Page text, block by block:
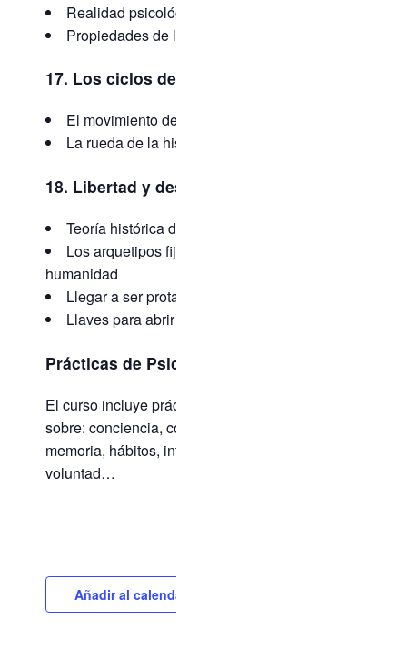
Realidad psicológica de los mitos
Propiedades de los símbolos
17. Los ciclos de la historia
El movimiento de la humanidad
La rueda de la historia
18. Libertad y destino
Teoría histórica de Cicerón
Los arquetipos fijos y la evolución de la
humanidad
Llegar a ser protagonista de la historia
Llaves para abrir las puertas del futuro
Prácticas de Psicología:
El curso incluye prácticas de psicología
sobre: conciencia, concentración, atención,
memoria, hábitos, inteligencia, imaginación,
voluntad…
Añadir al calendario